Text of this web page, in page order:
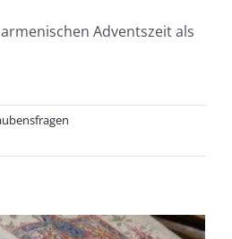
Adventszeit als